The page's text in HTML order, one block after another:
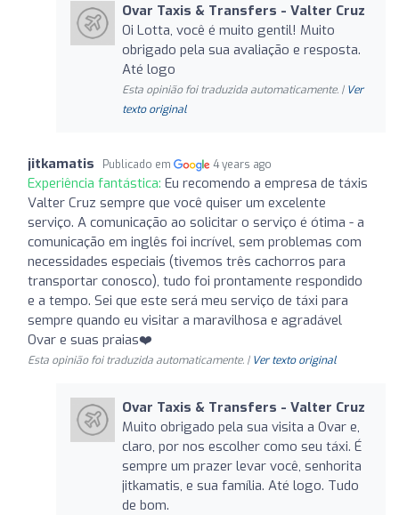
Ovar Taxis & Transfers - Valter Cruz
Oi Lotta, você é muito gentil! Muito
obrigado pela sua avaliação e resposta.
Até logo
Esta opinião foi traduzida automaticamente. | Ver
texto original
jitkamatis Publicado em 4 years ago
Experiência fantástica: Eu recomendo a empresa de táxis
Valter Cruz sempre que você quiser um excelente
serviço. A comunicação ao solicitar o serviço é ótima - a
comunicação em inglês foi incrível, sem problemas com
necessidades especiais (tivemos três cachorros para
transportar conosco), tudo foi prontamente respondido
e a tempo. Sei que este será meu serviço de táxi para
sempre quando eu visitar a maravilhosa e agradável
Ovar e suas praias❤️
Esta opinião foi traduzida automaticamente. | Ver texto original
Ovar Taxis & Transfers - Valter Cruz
Muito obrigado pela sua visita a Ovar e,
claro, por nos escolher como seu táxi. É
sempre um prazer levar você, senhorita
jitkamatis, e sua família. Até logo. Tudo
de bom.